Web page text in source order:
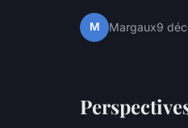
M Margaux9